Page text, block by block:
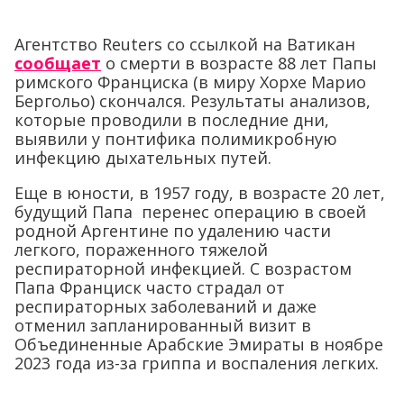
Агентство Reuters со ссылкой на Ватикан
сообщает о смерти в возрасте 88 лет Папы
римского Франциска (в миру Хорхе Марио
Бергольо) скончался. Результаты анализов,
которые проводили в последние дни,
выявили у понтифика полимикробную
инфекцию дыхательных путей.
Еще в юности, в 1957 году, в возрасте 20 лет,
будущий Папа перенес операцию в своей
родной Аргентине по удалению части
легкого, пораженного тяжелой
респираторной инфекцией. С возрастом
Папа Франциск часто страдал от
респираторных заболеваний и даже
отменил запланированный визит в
Объединенные Арабские Эмираты в ноябре
2023 года из-за гриппа и воспаления легких.